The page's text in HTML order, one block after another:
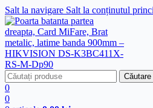
Salt la navigare Salt la conținutul
Căutare
0
0